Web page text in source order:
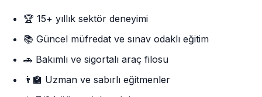
🏆 15+ yıllık sektör deneyimi
📚 Güncel müfredat ve sınav odaklı eğitim
🚗 Bakımlı ve sigortalı araç filosu
👨‍🏫 Uzman ve sabırlı eğitmenler